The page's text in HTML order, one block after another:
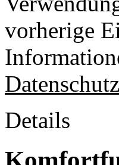
vorherige
Details